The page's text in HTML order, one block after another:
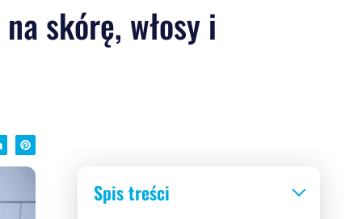
skórę, włosy i
Spis treści